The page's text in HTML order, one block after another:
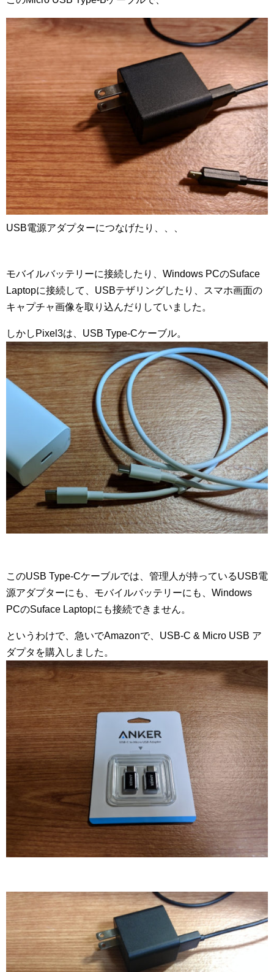
USB電源アダプターにつなげたり、、、
モバイルバッテリーに接続したり、Windows PCのSuface
Laptopに接続して、USBテザリングしたり、スマホ画面の
キャプチャ画像を取り込んだりしていました。
しかしPixel3は、USB Type-Cケーブル。
このUSB Type-Cケーブルでは、管理人が持っているUSB電
源アダプターにも、モバイルバッテリーにも、Windows
PCのSuface Laptopにも接続できません。
というわけで、急いでAmazonで、USB-C & Micro USB ア
ダプタを購入しました。